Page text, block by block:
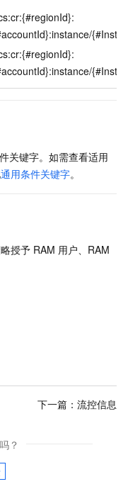
关键字。如需查看适用
通用条件关键字。
授予 RAM 用户、RAM
下一篇： 流控信息
？